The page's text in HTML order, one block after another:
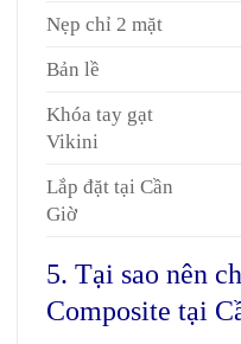
Nẹp chỉ 2 mặt
Bản lề
Khóa tay gạt
Vikini
Lắp đặt tại Cần
Giờ
5. Tại sao nên
Composite tại